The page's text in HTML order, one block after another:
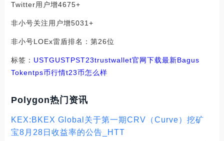
Twitter用户增4675+
非小号关注用户增5031+
非小号LOEx雷盾排名：第26位
标签： USTGUSTPST23trustwallet官网下载最新Bagus
Tokentps币行情t23币怎么样
Polygon热门资讯
KEX:BKEX Global关于第一期CRV（Curve）挖矿
宝8月28日收益率的公告_HTT